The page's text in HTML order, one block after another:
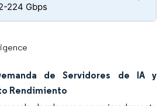
224 Gbps
de Servidores de IA y
Rendimiento